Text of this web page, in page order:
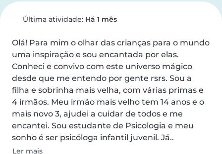
Última atividade: Há 1 mês
Olá! Para mim o olhar das crianças para o mundo
uma inspiração e sou encantada por elas.
Conheci e convivo com este universo mágico
desde que me entendo por gente rsrs. Sou a
filha e sobrinha mais velha, com várias primas e
4 irmãos. Meu irmão mais velho tem 14 anos e o
mais novo 3, ajudei a cuidar de todos e me
encantei. Sou estudante de Psicologia e meu
sonho é ser psicóloga infantil juvenil. Já..
Ler mais